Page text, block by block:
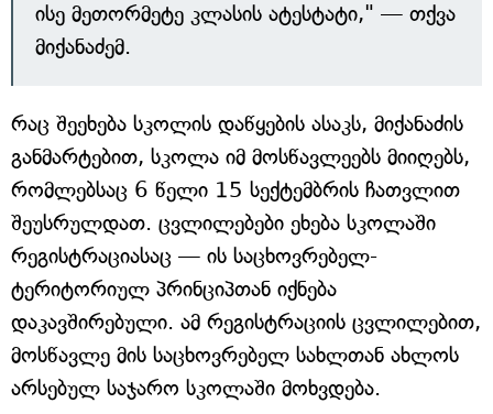
ისე მეთორმეტე კლასის ატესტატი," — თქვა
მიქანაძემ.
რაც შეეხება სკოლის დაწყების ასაკს, მიქანაძის
განმარტებით, სკოლა იმ მოსწავლეებს მიიღებს,
რომლებსაც 6 წელი 15 სექტემბრის ჩათვლით
შეუსრულდათ. ცვლილებები ეხება სკოლაში
რეგისტრაციასაც — ის საცხოვრებელ-
ტერიტორიულ პრინციპთან იქნება
დაკავშირებული. ამ რეგისტრაციის ცვლილებით,
მოსწავლე მის საცხოვრებელ სახლთან ახლოს
არსებულ საჯარო სკოლაში მოხვდება.